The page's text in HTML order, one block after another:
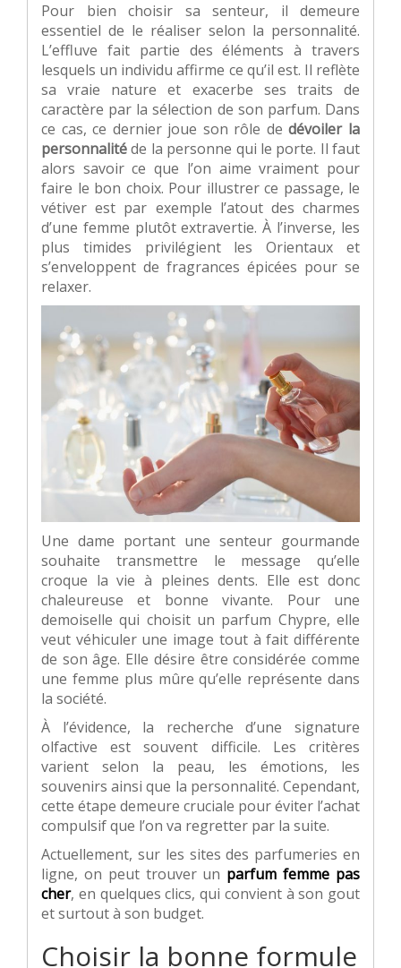
Pour bien choisir sa senteur, il demeure
essentiel de le réaliser selon la personnalité.
L’effluve fait partie des éléments à travers
lesquels un individu affirme ce qu’il est. Il reflète
sa vraie nature et exacerbe ses traits de
caractère par la sélection de son parfum. Dans
ce cas, ce dernier joue son rôle dedévoiler la
personnalitéde la personne qui le porte. Il faut
alors savoir ce que l’on aime vraiment pour
faire le bon choix. Pour illustrer ce passage, le
vétiver est par exemple l’atout des charmes
d’une femme plutôt extravertie. À l’inverse, les
plus timides privilégient les Orientaux et
s’enveloppent de fragrances épicées pour se
relaxer.
Une dame portant une senteur gourmande
souhaite transmettre le message qu’elle
croque la vie à pleines dents. Elle est donc
chaleureuse et bonne vivante. Pour une
demoiselle qui choisit un parfum Chypre, elle
veut véhiculer une image tout à fait différente
de son âge. Elle désire être considérée comme
une femme plus mûre qu’elle représente dans
la société.
À l’évidence, la recherche d’une signature
olfactive est souvent difficile. Les critères
varient selon la peau, les émotions, les
souvenirs ainsi que la personnalité. Cependant,
cette étape demeure cruciale pour éviter l’achat
compulsif que l’on va regretter par la suite.
Actuellement, sur les sites des parfumeries en
ligne, on peut trouver un parfum femme pas
cher, en quelques clics, qui convient à son gout
et surtout à son budget.
Choisir la bonne formule